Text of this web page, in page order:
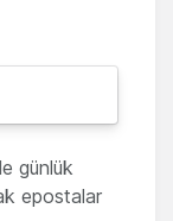
günlük
epostalar